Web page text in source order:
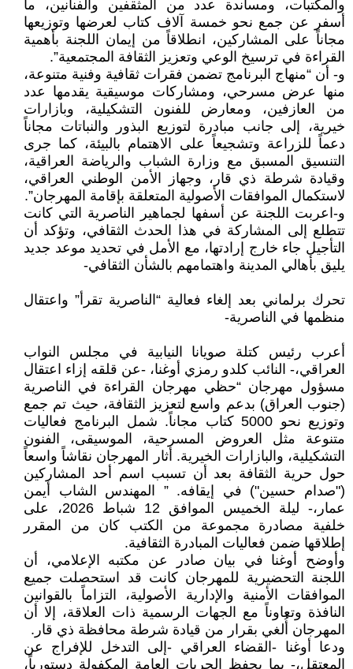
والمكتبات، ومساندة عدد من المثقفين والفنانين، ما
أسفر عن جمع نحو خمسة آلاف كتاب لعرضها وتوزيعها
مجاناً على المشاركين، انطلاقاً من إيمان اللجنة بأهمية
القراءة في ترسيخ الوعي وتعزيز الثقافة المجتمعية”.
و- أن “منهاج البرنامج تضمن فقرات ثقافية وفنية متنوعة،
منها عرض مسرحي، ومشاركات موسيقية يقدمها عدد
من العازفين، ومعارض للفنون التشكيلية، وبازارات
خيرية، إلى جانب مبادرة لتوزيع البذور والنباتات مجاناً
دعماً للزراعة وتشجيعاً على الاهتمام بالبيئة، كما جرى
التنسيق المسبق مع وزارة الشباب والرياضة العراقية،
وقيادة شرطة ذي قار، وجهاز الأمن الوطني العراقي،
لاستكمال الموافقات الأصولية المتعلقة بإقامة المهرجان”.
و-اعربت اللجنة عن أسفها لجماهير الناصرية التي كانت
تتطلع إلى المشاركة في هذا الحدث الثقافي، وتؤكد أن
التأجيل جاء خارج إرادتها، مع الأمل في تحديد موعد جديد
يليق بأهالي المدينة واهتمامهم بالشأن الثقافي-
تحرك برلماني بعد إلغاء فعالية “الناصرية تقرأ” واعتقال
منظمها في الناصرية-
أعرب رئيس كتلة صويانا النيابية في مجلس النواب
العراقي،- النائب كلدو رمزي أوغنا، -عن قلقه إزاء اعتقال
مسؤول مهرجان “حظي مهرجان القراءة في الناصرية
(جنوب العراق) بدعم واسع لتعزيز الثقافة، حيث تم جمع
وتوزيع نحو 5000 كتاب مجاناً. شمل البرنامج فعاليات
متنوعة مثل العروض المسرحية، الموسيقى، الفنون
التشكيلية، والبازارات الخيرية. أثار المهرجان نقاشاً واسعاً
حول حرية الثقافة بعد أن تسبب اسم أحد المشاركين
("صدام حسين") في إيقافه. ” المهندس الشاب أيمن
عمار،- ليلة الخميس الموافق 12 شباط 2026، على
خلفية مصادرة مجموعة من الكتب كان من المقرر
إطلاقها ضمن فعاليات المبادرة الثقافية.
وأوضح أوغنا في بيان صادر عن مكتبه الإعلامي، أن
اللجنة التحضيرية للمهرجان كانت قد استحصلت جميع
الموافقات الأمنية والإدارية الأصولية، التزاماً بالقوانين
النافذة وتعاوناً مع الجهات الرسمية ذات العلاقة، إلا أن
المهرجان أُلغي بقرار من قيادة شرطة محافظة ذي قار.
ودعا أوغنا -القضاء العراقي -إلى التدخل للإفراج عن
المعتقل،- بما يحفظ الحريات العامة المكفولة دستورياً،